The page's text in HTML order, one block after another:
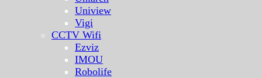
Uniview
Vigi
CCTV Wifi
Ezviz
IMOU
Robolife